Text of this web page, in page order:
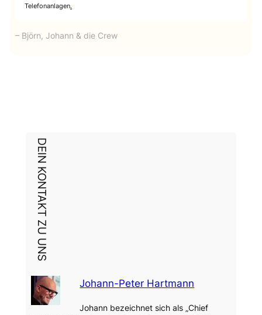
Telefonanlagen.
– Björn, Johann & die Crew
DEIN KONTAKT ZU UNS
Johann-Peter Hartmann
Johann bezeichnet sich als „Chief